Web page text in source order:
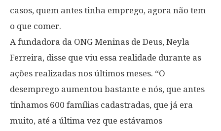
casos, quem antes tinha emprego, agora não tem
o que comer.
A fundadora da ONG Meninas de Deus, Neyla
Ferreira, disse que viu essa realidade durante as
ações realizadas nos últimos meses. “O
desemprego aumentou bastante e nós, que antes
tínhamos 600 famílias cadastradas, que já era
muito, até a última vez que estávamos